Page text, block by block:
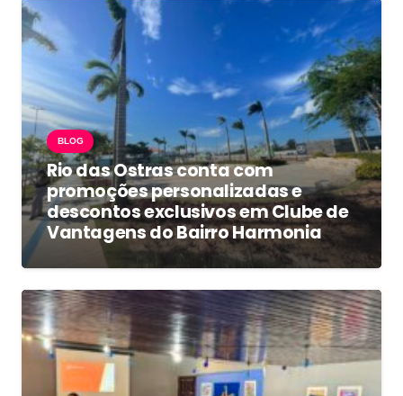
BLOG
Rio das Ostras conta com
promoções personalizadas e
descontos exclusivos em Clube de
Vantagens do Bairro Harmonia